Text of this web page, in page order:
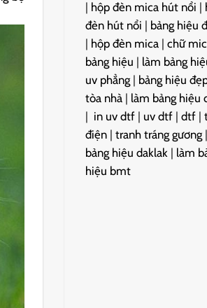
| hộp đèn mica hút nổi |
đèn hút nổi | bảng hiệu
| hộp đèn mica| chữ
bảng hiệu | làm bảng
uv phẳng| bảng hiệu
tòa nhà| làm bảng hiệu
| in uv dtf| uv dtf| dtf|
điện| tranh tráng gương|
bảng hiệu daklak| làm
hiệu bmt